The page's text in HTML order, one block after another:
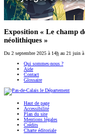
Exposition « Le champ
néolithiques »
Du 2 septembre 2025 à 14h au 21 juin
Qui sommes-nous ?
Aide
Contact
Glossaire
Haut de page
Accessibilité
Plan du site
Mentions légales
Crédits
Charte éditoriale